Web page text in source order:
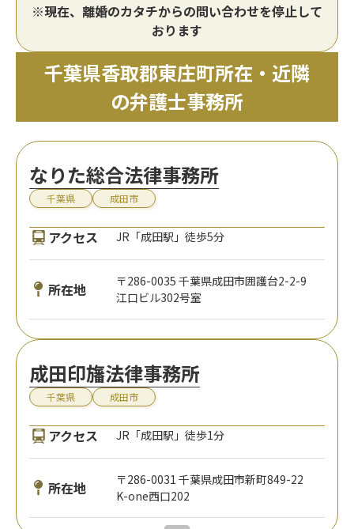
※現在、離婚のカタチからの問い合わせを停止して
おります
千葉県香取郡東庄町所在・近隣
の弁護士事務所
なりた総合法律事務所
千葉県 成田市
アクセス JR「成田駅」徒歩5分
所在地
〒286-0035 千葉県成田市囲護台2-2-9
江口ビル302号室
成田印旛法律事務所
千葉県 成田市
アクセス JR「成田駅」徒歩1分
所在地
〒286-0031 千葉県成田市新町849-22
K-one西口202